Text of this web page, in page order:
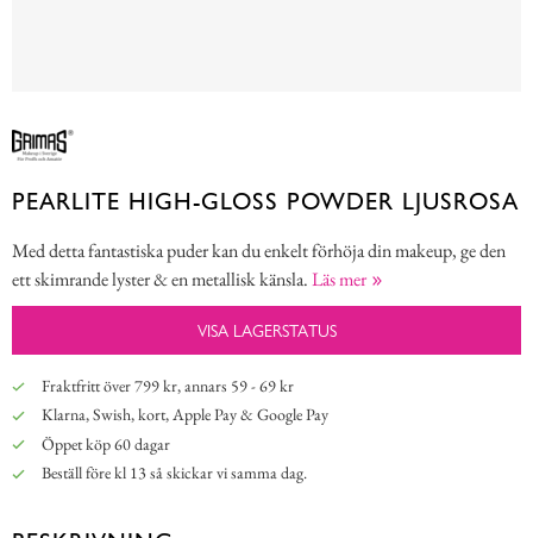
PEARLITE HIGH-GLOSS POWDER LJUSROSA
Med detta fantastiska puder kan du enkelt förhöja din makeup, ge den
ett skimrande lyster & en metallisk känsla.Läs mer
VISA LAGERSTATUS
Fraktfritt över 799 kr, annars 59 - 69 kr
Klarna, Swish, kort, Apple Pay & Google Pay
Öppet köp 60 dagar
Beställ före kl 13 så skickar vi samma dag.